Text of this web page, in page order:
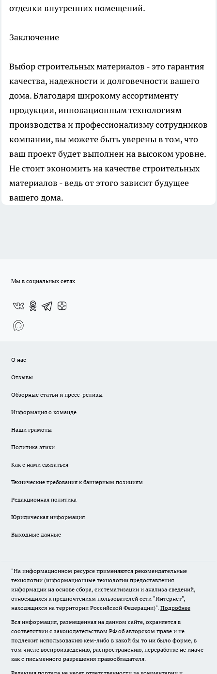
отделки внутренних помещений.
Заключение
Выбор строительных материалов - это гарантия
качества, надежности и долговечности вашего
дома. Благодаря широкому ассортименту
продукции, инновационным технологиям
производства и профессионализму сотрудников
компании, вы можете быть уверены в том, что
ваш проект будет выполнен на высоком уровне.
Не стоит экономить на качестве строительных
материалов - ведь от этого зависит будущее
вашего дома.
Мы в социальных сетях
О нас
Отзывы
Обзорные статьи и пресс-релизы
Информация о команде
Наши грамоты
Политика этики
Как с нами связаться
Технические требования к баннерным позициям
Редакционная политика
Юридическая информация
Выходные данные
"На информационном ресурсе применяются рекомендательные
технологии (информационные технологии предоставления
информации на основе сбора, систематизации и анализа сведений,
относящихся к предпочтениям пользователей сети "Интернет",
находящихся на территории Российской Федерации)". Подробнее
Вся информация, размещенная на данном сайте, охраняется в
соответствии с законодательством РФ об авторском праве и не
подлежит использованию кем-либо в какой бы то ни было форме, в
том числе воспроизведению, распространению, переработке не иначе
как с письменного разрешения правообладателя.